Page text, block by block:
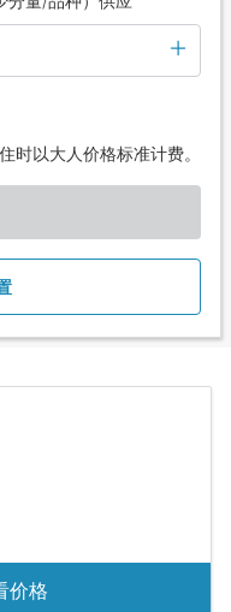
时以大人价格标准计费。
价格